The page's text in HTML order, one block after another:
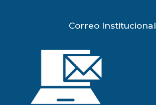
Correo Institucional